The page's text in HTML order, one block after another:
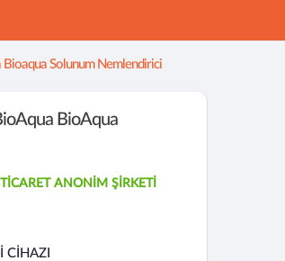
Solunum Nemlendirici
BioAqua
ANONİM ŞİRKETİ
CİHAZI